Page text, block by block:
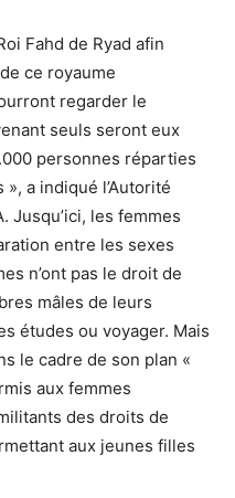
Fahd de Ryad afin
ce royaume
regarder le
seuls seront eux
personnes réparties
a indiqué l’Autorité
Jusqu’ici, les femmes
entre les sexes
n’ont pas le droit de
mâles de leurs
études ou voyager. Mais
le cadre de son plan «
aux femmes
des droits de
aux jeunes filles